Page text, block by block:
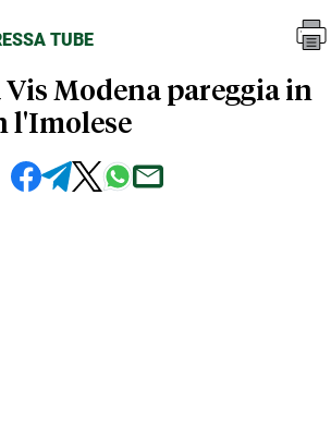
Articoli
Pressa Tube
TUBE
Modena pareggia in
l'Imolese